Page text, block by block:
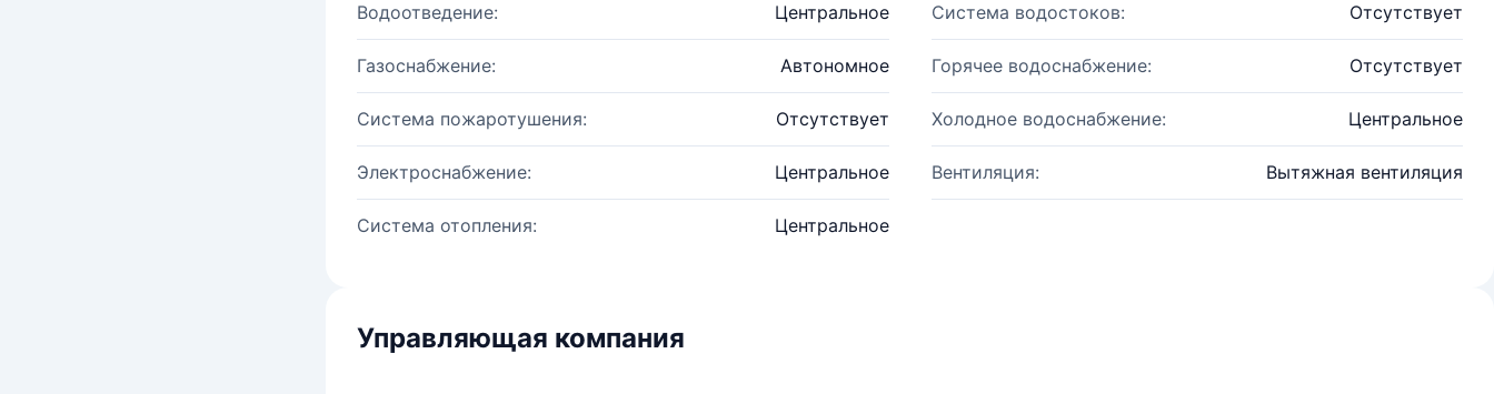
Водоотведение: Центральное Система водостоков: Отсутствует
Газоснабжение: Автономное Горячее водоснабжение: Отсутствует
Система пожаротушения: Отсутствует Холодное водоснабжение: Центральное
Электроснабжение: Центральное Вентиляция: Вытяжная вентиляция
Система отопления: Центральное
Управляющая компания